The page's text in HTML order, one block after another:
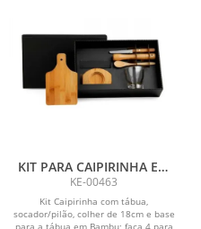
KIT PARA CAIPIRINHA EM
BAMBU/MADEIRA - 0,35 L -
6 PÇS
KE-00463
Kit Caipirinha com tábua,
socador/pilão, colher de 18cm e base
para a tábua em Bambu; faca 4 para